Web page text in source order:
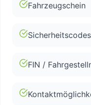
Fahrzeugschein
FIN /